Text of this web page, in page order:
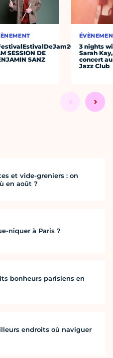
SESSION DE
SANZ
3 nights
Sarah
concert
Jazz Club
et vide-greniers : on
en août ?
niquer à Paris ?
bonheurs parisiens en
endroits où naviguer